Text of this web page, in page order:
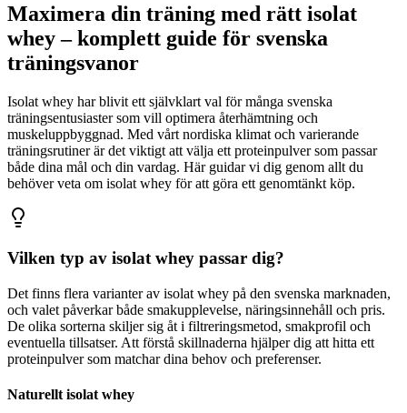
Maximera din träning med rätt isolat
whey – komplett guide för svenska
träningsvanor
Isolat whey har blivit ett självklart val för många svenska
träningsentusiaster som vill optimera återhämtning och
muskeluppbyggnad. Med vårt nordiska klimat och varierande
träningsrutiner är det viktigt att välja ett proteinpulver som passar
både dina mål och din vardag. Här guidar vi dig genom allt du
behöver veta om isolat whey för att göra ett genomtänkt köp.
Vilken typ av isolat whey passar dig?
Det finns flera varianter av isolat whey på den svenska marknaden,
och valet påverkar både smakupplevelse, näringsinnehåll och pris.
De olika sorterna skiljer sig åt i filtreringsmetod, smakprofil och
eventuella tillsatser. Att förstå skillnaderna hjälper dig att hitta ett
proteinpulver som matchar dina behov och preferenser.
Naturellt isolat whey